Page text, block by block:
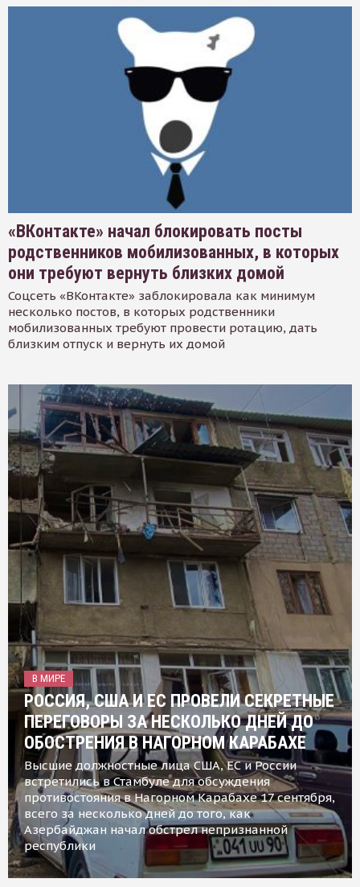
«ВКонтакте» начал блокировать посты
родственников мобилизованных, в которых
они требуют вернуть близких домой
Соцсеть «ВКонтакте» заблокировала как минимум
несколько постов, в которых родственники
мобилизованных требуют провести ротацию, дать
близким отпуск и вернуть их домой
В МИРЕ
РОССИЯ, США И ЕС ПРОВЕЛИ СЕКРЕТНЫЕ
ПЕРЕГОВОРЫ ЗА НЕСКОЛЬКО ДНЕЙ ДО
ОБОСТРЕНИЯ В НАГОРНОМ КАРАБАХЕ
Высшие должностные лица США, ЕС и России
встретились в Стамбуле для обсуждения
противостояния в Нагорном Карабахе 17 сентября,
всего за несколько дней до того, как
Азербайджан начал обстрел непризнанной
республики